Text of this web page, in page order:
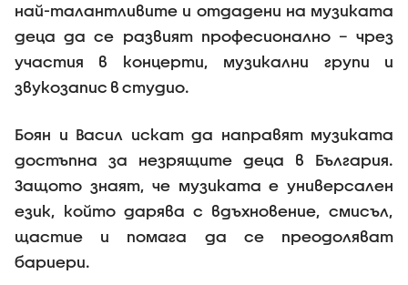
най-талантливите и отдадени на музиката
деца да се развият професионално – чрез
участия в концерти, музикални групи и
звукозапис в студио.
Боян и Васил искат да направят музиката
достъпна за незрящите деца в България.
Защото знаят, че музиката е универсален
език, който дарява с вдъхновение, смисъл,
щастие и помага да се преодоляват
бариери.